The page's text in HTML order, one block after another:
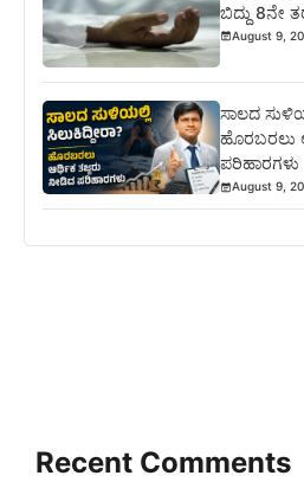
ಬಿದ್ದು 8ನೇ
August 9,
ಸಾಲದ
ಹೊರಬರಲು
ಪರಿಹಾರಗಳು
August 9,
Recent Comments